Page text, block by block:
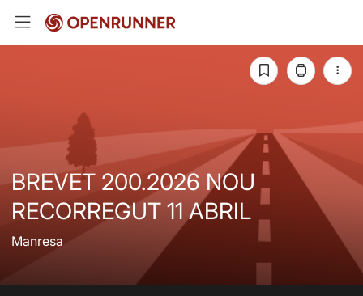
BREVET 200.2026 NOU
RECORREGUT 11 ABRIL
Manresa